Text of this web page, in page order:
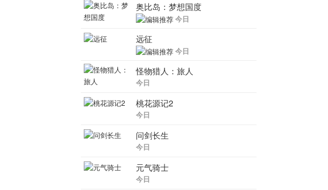
奥比岛：梦想国度
今日
远征
今日
怪物猎人：旅人
今日
桃花源记2
今日
问剑长生
今日
元气骑士
今日